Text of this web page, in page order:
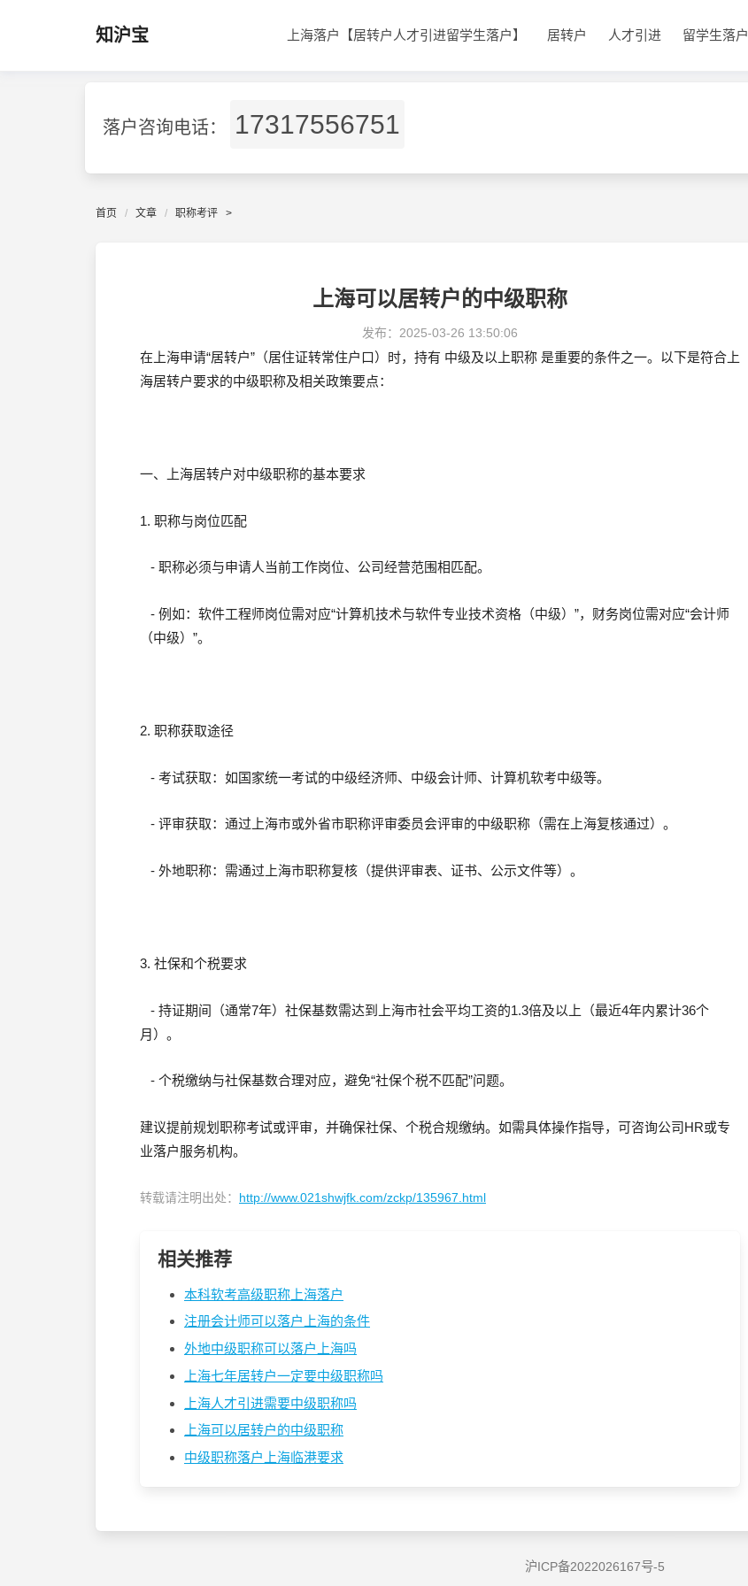
知沪宝 上海落户【居转户人才引进留学生落户】 居转户 人才引进 留学生落户
落户咨询电话： 17317556751
首页 文章 职称考评 >
上海可以居转户的中级职称
发布： 2025-03-26 13:50:06
在上海申请“居转户”（居住证转常住户口）时，持有 中级及以上职称 是重要的条件之一。以下是符合上
海居转户要求的中级职称及相关政策要点：
一、上海居转户对中级职称的基本要求
1. 职称与岗位匹配
- 职称必须与申请人当前工作岗位、公司经营范围相匹配。
- 例如：软件工程师岗位需对应“计算机技术与软件专业技术资格（中级）”，财务岗位需对应“会计师
（中级）”。
2. 职称获取途径
- 考试获取：如国家统一考试的中级经济师、中级会计师、计算机软考中级等。
- 评审获取：通过上海市或外省市职称评审委员会评审的中级职称（需在上海复核通过）。
- 外地职称：需通过上海市职称复核（提供评审表、证书、公示文件等）。
3. 社保和个税要求
- 持证期间（通常7年）社保基数需达到上海市社会平均工资的1.3倍及以上（最近4年内累计36个
月）。
- 个税缴纳与社保基数合理对应，避免“社保个税不匹配”问题。
建议提前规划职称考试或评审，并确保社保、个税合规缴纳。如需具体操作指导，可咨询公司HR或专
业落户服务机构。
转载请注明出处： http://www.021shwjfk.com/zckp/135967.html
相关推荐
本科软考高级职称上海落户
注册会计师可以落户上海的条件
外地中级职称可以落户上海吗
上海七年居转户一定要中级职称吗
上海人才引进需要中级职称吗
上海可以居转户的中级职称
中级职称落户上海临港要求
沪ICP备2022026167号-5